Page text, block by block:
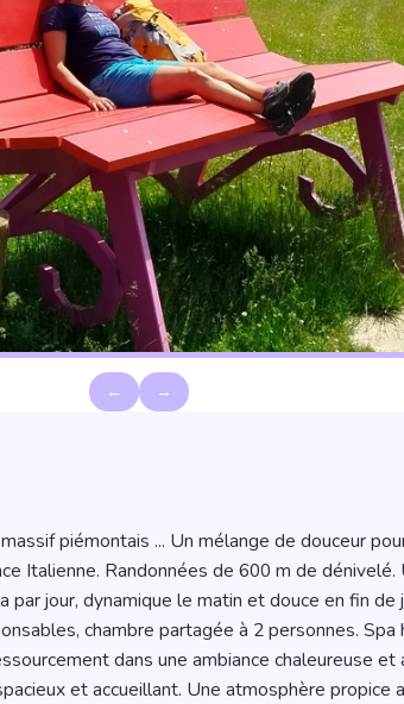
← →
Italienne. Randonnées de 600 m de
par jour, dynamique le matin et douce en fin de
chambre partagée à 2 personnes. Spa
dans une ambiance chaleureuse
et accueillant. Une atmosphère propice